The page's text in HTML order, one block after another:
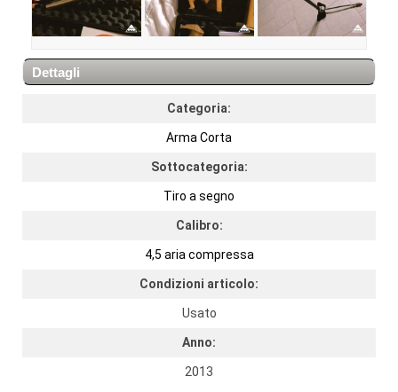
Dettagli
Categoria:
Arma Corta
Sottocategoria:
Tiro a segno
Calibro:
4,5 aria compressa
Condizioni articolo:
Usato
Anno:
2013